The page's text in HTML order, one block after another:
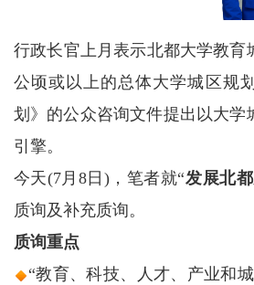
行政长官上月表示北都大学教育
公顷或以上的总体大学城区规
划》的公众咨询文件提出以大学
引擎。
今天(7月8日)，笔者就“发展北
质询及补充质询。
质询重点
“教育、科技、人才、产业和